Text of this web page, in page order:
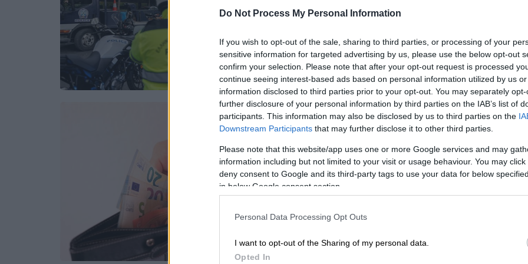
Do Not Process My Personal Information
If you wish to opt-out of the sale, sharing to third parties, or processing of your
sensitive information for targeted advertising by us, please use the below opt-out
confirm your selection. Please note that after your opt-out request is processed
continue seeing interest-based ads based on personal information utilized by us
information disclosed to third parties prior to your opt-out. You may separately
further disclosure of your personal information by third parties on the IAB’s list of
participants. This information may also be disclosed by us to third parties on the
Downstream Participants that may further disclose it to other third parties.
Please note that this website/app uses one or more Google services and may
information including but not limited to your visit or usage behaviour. You may
deny consent to Google and its third-party tags to use your data for below
in below Google consent section.
Personal Data Processing Opt Outs
I want to opt-out of the Sharing of my personal data.
Opted In
στο κοινό μέσα από το maps.gov.gr,
όμως τα δεδομένα του είναι
...παγωμένα στις 20 Μαΐου 2025
Οικονομία |17.06.2026 02:00
e-ΕΦΚΑ - ΔΥΠΑ: Ο χάρτης των
πληρωμών έως τις 19 Ιουνίου